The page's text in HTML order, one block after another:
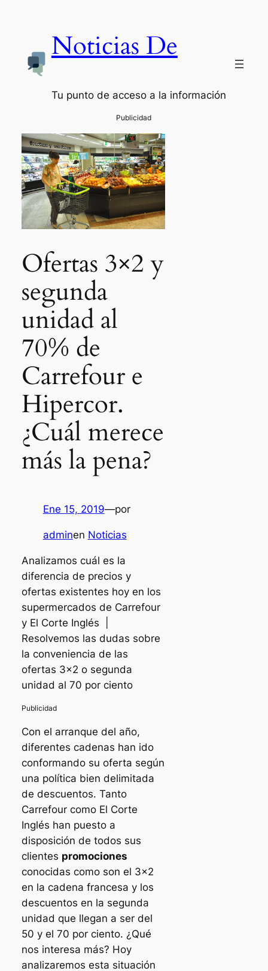
Noticias De
Tu punto de acceso a la información
Ofertas 3×2 y
segunda
unidad al
70% de
Carrefour e
Hipercor.
¿Cuál merece
más la pena?
Ene 15, 2019—por
adminen Noticias
Analizamos cuál es la
diferencia de precios y
ofertas existentes hoy en los
supermercados de Carrefour
y El Corte Inglés |
Resolvemos las dudas sobre
la conveniencia de las
ofertas 3×2 o segunda
unidad al 70 por ciento
Con el arranque del año,
diferentes cadenas han ido
conformando su oferta según
una política bien delimitada
de descuentos. Tanto
Carrefour como El Corte
Inglés han puesto a
disposición de todos sus
clientes promociones
conocidas como son el 3×2
en la cadena francesa y los
descuentos en la segunda
unidad que llegan a ser del
50 y el 70 por ciento. ¿Qué
nos interesa más? Hoy
analizaremos esta situación